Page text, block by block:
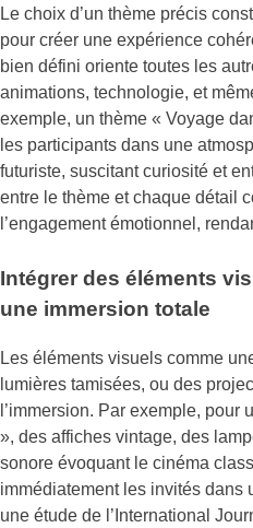
Le choix d’un thème précis
pour créer une expérience
bien défini oriente toutes les
animations, technologie, et
exemple, un thème « Voyage
les participants dans une
futuriste, suscitant curiosité et
entre le thème et chaque détail
l’engagement émotionnel,
Intégrer des éléments
une immersion totale
Les éléments visuels comme
lumières tamisées, ou des
l’immersion. Par exemple,
», des affiches vintage, des
sonore évoquant le cinéma
immédiatement les invités dans
une étude de l’International